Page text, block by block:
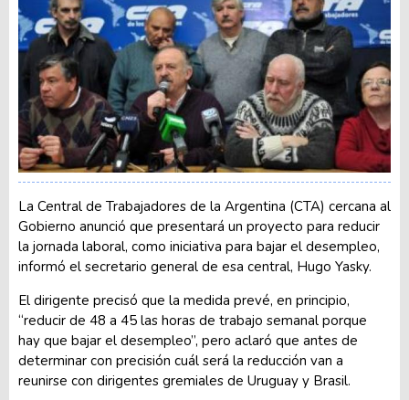
La Central de Trabajadores de la Argentina (CTA) cercana al
Gobierno anunció que presentará un proyecto para reducir
la jornada laboral, como iniciativa para bajar el desempleo,
informó el secretario general de esa central, Hugo Yasky.
El dirigente precisó que la medida prevé, en principio,
“reducir de 48 a 45 las horas de trabajo semanal porque
hay que bajar el desempleo”, pero aclaró que antes de
determinar con precisión cuál será la reducción van a
reunirse con dirigentes gremiales de Uruguay y Brasil.